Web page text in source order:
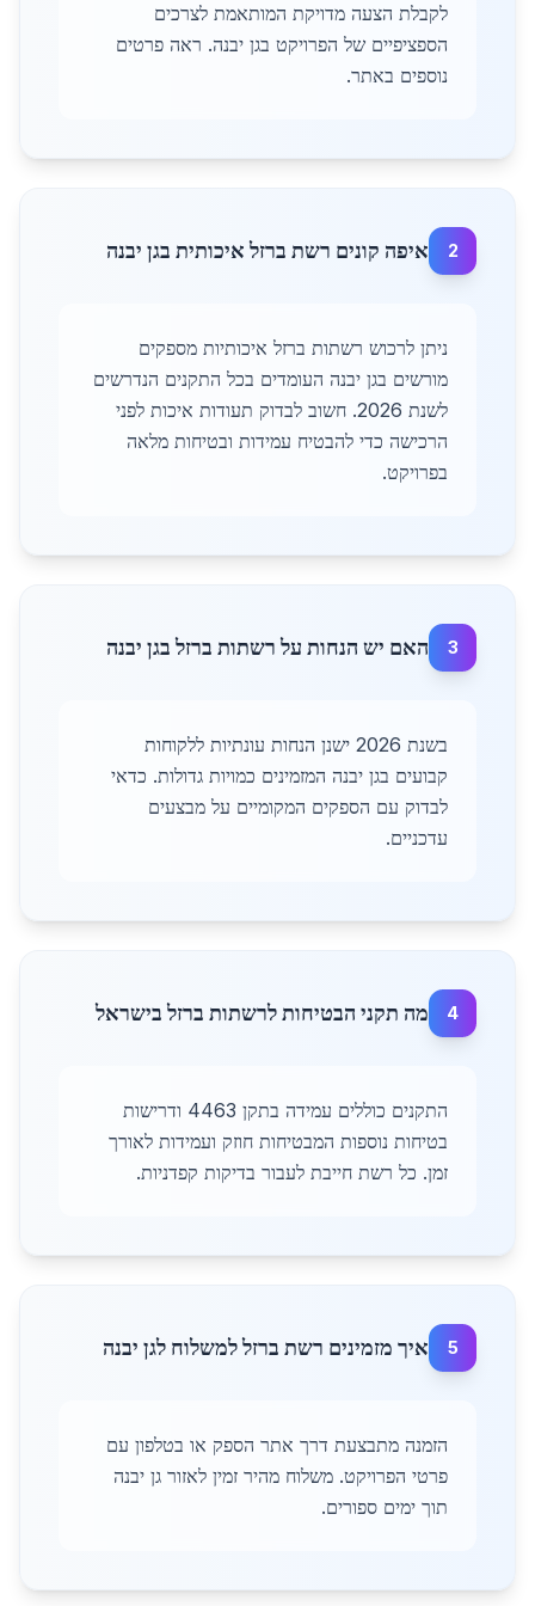
לקבלת הצעה מדויקת המותאמת לצרכים
הספציפיים של הפרויקט בגן יבנה. ראה פרטים
נוספים באתר.
2 איפה קונים רשת ברזל איכותית בגן יבנה
ניתן לרכוש רשתות ברזל איכותיות מספקים
מורשים בגן יבנה העומדים בכל התקנים הנדרשים
לשנת 2026. חשוב לבדוק תעודות איכות לפני
הרכישה כדי להבטיח עמידות ובטיחות מלאה
בפרויקט.
3 האם יש הנחות על רשתות ברזל בגן יבנה
בשנת 2026 ישנן הנחות עונתיות ללקוחות
קבועים בגן יבנה המזמינים כמויות גדולות. כדאי
לבדוק עם הספקים המקומיים על מבצעים
עדכניים.
4 מה תקני הבטיחות לרשתות ברזל בישראל
התקנים כוללים עמידה בתקן 4463 ודרישות
בטיחות נוספות המבטיחות חוזק ועמידות לאורך
זמן. כל רשת חייבת לעבור בדיקות קפדניות.
5 איך מזמינים רשת ברזל למשלוח לגן יבנה
הזמנה מתבצעת דרך אתר הספק או בטלפון עם
פרטי הפרויקט. משלוח מהיר זמין לאזור גן יבנה
תוך ימים ספורים.